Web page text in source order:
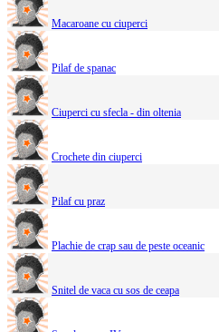
Macaroane cu ciuperci
Pilaf de spanac
Ciuperci cu sfecla - din oltenia
Crochete din ciuperci
Pilaf cu praz
Plachie de crap sau de peste oceanic
Snitel de vaca cu sos de ceapa